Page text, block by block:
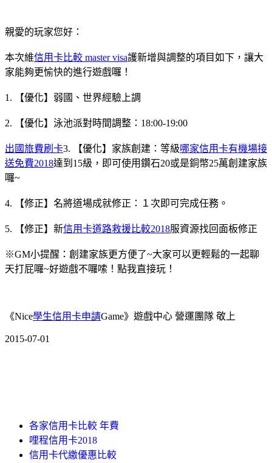
親愛的玩家您好：
本次維信用卡比較 master visa護新增與調整的項目如下，讓大
家能夠更愉快的進行遊戲囉！
1. 【優化】弱國、世界經驗上調
2. 【優化】泳池派對時間調整：18:00-19:00
出國旅費刷卡3. 【優化】家族創建：等級哪家信用卡有機場接
送免費2018達到15級，即可使用鑽石20或是銅幣25萬創建家族
囉~
4. 【修正】名將道場成就修正：１次即可完成任務。
5. 【修正】新信用卡道路救援比較2018服資源找回面板修正
※GM小提醒：創建家族更方便了~大家可以更輕鬆的一起聊
天打屁囉~好遊戲不囉嗦！點我直接玩！
《Nice學生信用卡申請Game》遊戲中心 營運團隊 敬上
2015-07-01
各家信用卡比較 年費
哩程信用卡2018
信用卡代繳優惠比較